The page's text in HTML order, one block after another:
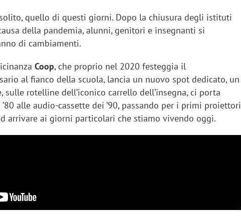
quello di questi giorni. Dopo la chiusura degli istituti
della pandemia, alunni, genitori e insegnanti si
di cambiamenti.
Coop, che proprio nel 2020 festeggia il
al fianco della scuola, lancia un nuovo spot dedicato, un
sulle rotelline dell’iconico carrello dell’insegna, ci porta
alle audio-cassette dei ’90, passando per i primi proiettori
arrivare ai giorni particolari che stiamo vivendo oggi.